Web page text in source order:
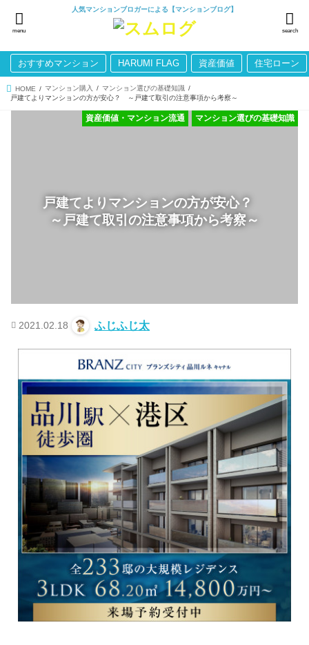
人気マンションブロガーによる【マンションブログ】
search
menu
おすすめマンション HARUMI FLAG 資産価値 住宅ローン
HOME マンション購入
マンション選びの基礎知識
戸建てよりマンションの方が安心？ ～戸建て取引の注意事項から考察～
戸建てよりマンションの方が安心？
～戸建て取引の注意事項から考察～
マンション選びの基礎知識
資産価値・マンション流通
2021.02.18 ふじふじ太